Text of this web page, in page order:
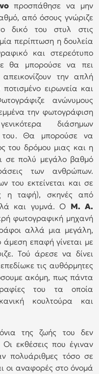
προσπάθησε να μην
από όσους γνώριζε
δικό του στυλ στις
περίπτωση η δουλεία
και στερεότυπο
θα μπορούσε να πει
την απλή
ειρωνεία και
ανώνυμους
την φωτογράφιση
διάσημων
του. Θα μπορούσε να
του δρόμου μιας και η
σε πολύ μεγάλο βαθμό
των ανθρώπων.
του εκτείνεται και σε
η ταφή), σκηνές από
και γυμνά. Ο Μ. Α.
φωτογραφική μηχανή
αλλά μια μεγάλη,
άμεση επαφή γίνεται με
Τού άρεσε να δίνει
τις αυθόρμητες
ακόμη, πως πάντα
του τα οποία
κουλτούρα και
της ζωής του δεν
εκθέσεις που έγιναν
πολυάριθμες τόσο σε
οι αναφορές στο όνομά